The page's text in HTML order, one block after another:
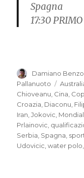
Spagna
17:30
Autore
Damiano
Pallanuoto
Tag
Chioveanu Cina
Croazia Diaconu
Iran ,Jokovic
Prlainovic
Serbia Spagna
Udovicic ,water polo